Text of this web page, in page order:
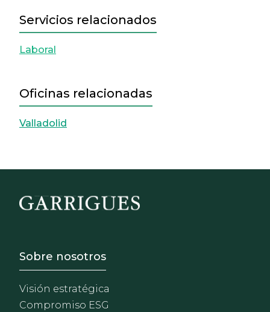
Servicios relacionados
Laboral
Oficinas relacionadas
Valladolid
Footer - Sobre Nosotros
Sobre nosotros
Visión estratégica
Compromiso ESG